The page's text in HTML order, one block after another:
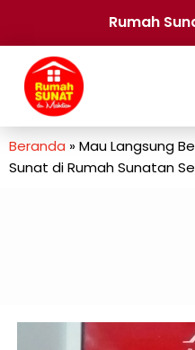
Rumah
Beranda »Mau Langsung
Sunat di Rumah Sunatan